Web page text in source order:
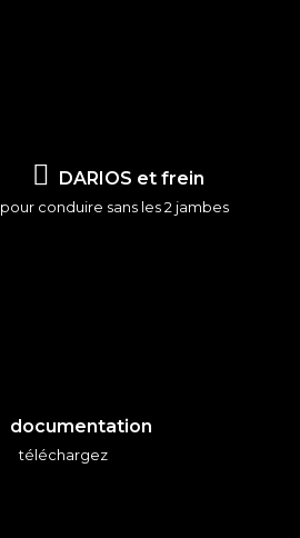
DARIOS et frein
pour conduire sans les 2 jambes
documentation
téléchargez